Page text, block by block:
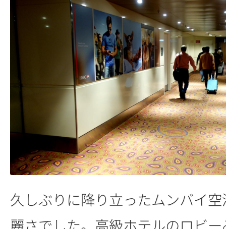
久しぶりに降り立ったムンバイ
麗さでした。高級ホテルのロビ